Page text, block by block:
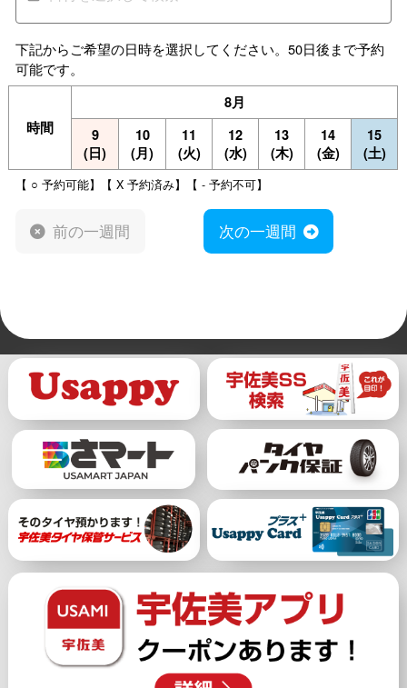
下記からご希望の日時を選択してください。50日後まで予約
可能です。
時間
8月
9
(日)
10
(月)
11
(火)
12
(水)
13
(木)
14
(金)
15
(土)
【 ○ 予約可能】【 X 予約済み】【 - 予約不可】
前の一週間 次の一週間